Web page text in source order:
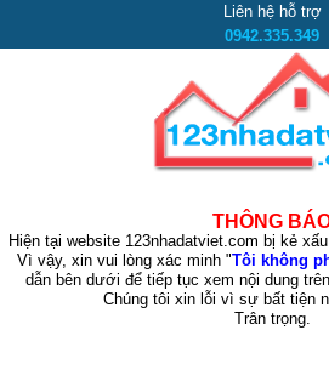
Liên hệ hỗ trợ
0942.335.349
THÔNG
Hiện tại website 123nhadatviet.com bị kẻ
Vì vậy, xin vui lòng xác minh "Tôi không
dẫn bên dưới để tiếp tục xem nội dung
Chúng tôi xin lỗi vì sự bất tiện
Trân trọng.